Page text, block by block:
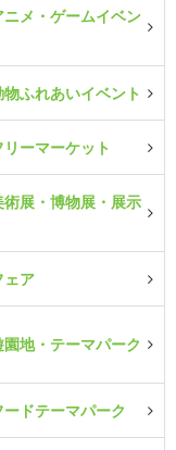
ニメ・ゲームイベン
物ふれあいイベント
リーマーケット
術展・博物展・展示
ェア
園地・テーマパーク
ードテーマパーク